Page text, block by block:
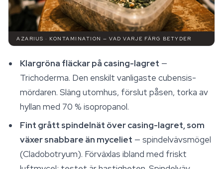
AZARIUS · KONTAMINATION — VAD VARJE FÄRG BETYDER
Klargröna fläckar på casing-lagret —
Trichoderma. Den enskilt vanligaste cubensis-
mördaren. Släng utomhus, förslut påsen, torka av
hyllan med 70 % isopropanol.
Fint grått spindelnät över casing-lagret, som
växer snabbare än myceliet — spindelvävsmögel
(Cladobotryum). Förväxlas ibland med friskt